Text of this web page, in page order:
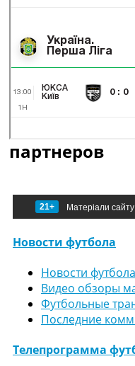
партнеров
21+ Матеріали
Новости футбола
Новости
Видео обзоры
Футбольные
Последние
Телепрограмма